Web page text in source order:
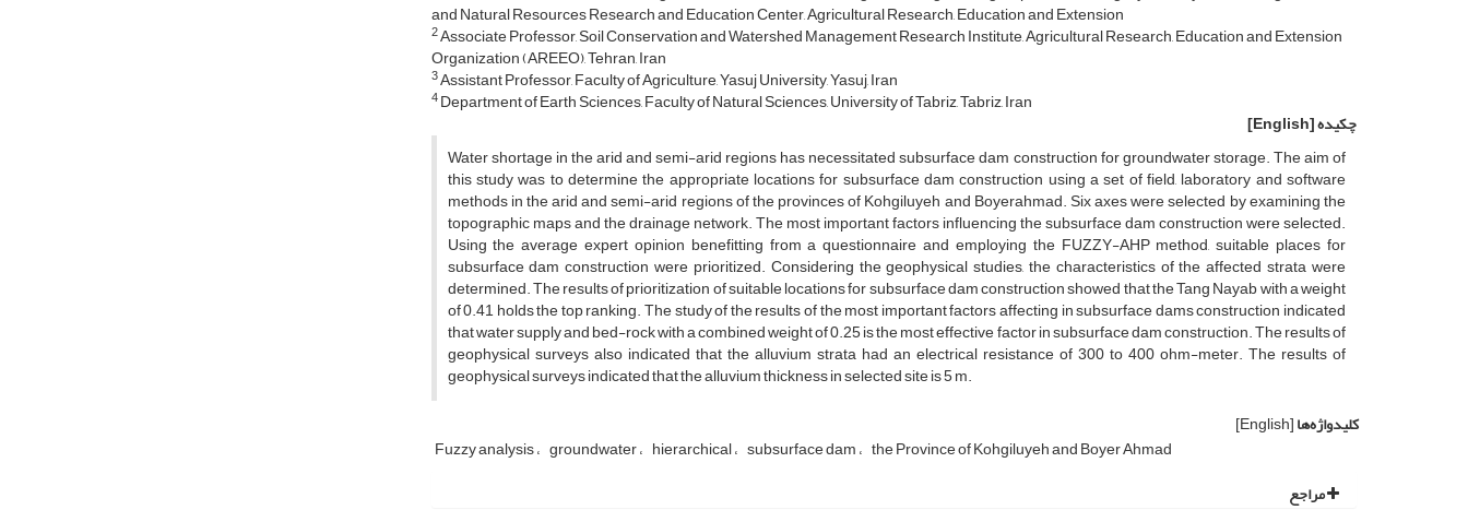
and Natural Resources Research and Education Center, Agricultural Research, Education and Extension
2Associate Professor, Soil Conservation and Watershed Management Research Institute, Agricultural Research, Education and Extension
Organization (AREEO), Tehran, Iran
3Assistant Professor, Faculty of Agriculture, Yasuj University, Yasuj, Iran
4Department of Earth Sciences, Faculty of Natural Sciences, University of Tabriz, Tabriz, Iran
چکیده[English]
Water shortage in the arid and semi-arid regions has necessitated subsurface dam construction for groundwater storage. The aim of
this study was to determine the appropriate locations for subsurface dam construction using a set of field, laboratory and software
methods in the arid and semi-arid regions of the provinces of Kohgiluyeh and Boyerahmad. Six axes were selected by examining the
topographic maps and the drainage network. The most important factors influencing the subsurface dam construction were selected.
Using the average expert opinion benefitting from a questionnaire and employing the FUZZY-AHP method, suitable places for
subsurface dam construction were prioritized. Considering the geophysical studies, the characteristics of the affected strata were
determined. The results of prioritization of suitable locations for subsurface dam construction showed that the Tang Nayab with a weight
of 0.41 holds the top ranking. The study of the results of the most important factors affecting in subsurface dams construction indicated
that water supply and bed-rock with a combined weight of 0.25 is the most effective factor in subsurface dam construction. The results of
geophysical surveys also indicated that the alluvium strata had an electrical resistance of 300 to 400 ohm-meter. The results of
geophysical surveys indicated that the alluvium thickness in selected site is 5 m.
کلیدواژه‌ها[English]
Fuzzy analysis groundwater hierarchical subsurface dam the Province of Kohgiluyeh and Boyer Ahmad
مراجع